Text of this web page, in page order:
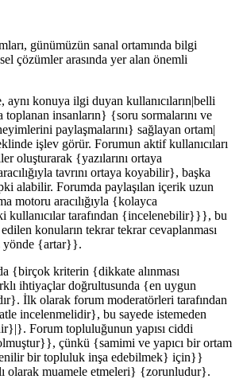
günümüzün sanal ortamında bilgi
çözümler arasında yer alan önemli
aynı konuya ilgi duyan kullanıcıların|belli
toplanan insanların} {soru sormalarını ve
paylaşmalarını} sağlayan ortam|
işlev görür. Forumun aktif kullanıcıları
oluşturarak {yazılarını ortaya
tavrını ortaya koyabilir}, başka
alabilir. Forumda paylaşılan içerik uzun
motoru aracılığıyla {kolayca
kullanıcılar tarafından {incelenebilir}}}, bu
konuların tekrar tekrar cevaplanması
yönde {artar}}.
{birçok kriterin {dikkate alınması
ihtiyaçlar doğrultusunda {en uygun
İlk olarak forum moderatörleri tarafından
incelenmelidir}, bu sayede istemeden
Forum topluluğunun yapısı ciddi
çünkü {samimi ve yapıcı bir ortam
bir topluluk inşa edebilmek} için}}
olarak muamele etmeleri} {zorunludur}.